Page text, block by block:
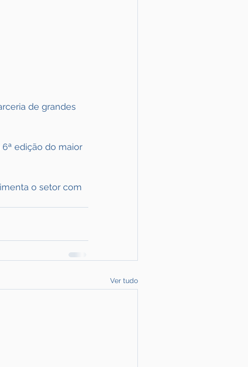
de grandes
edição do maior
o setor com
Ver tudo